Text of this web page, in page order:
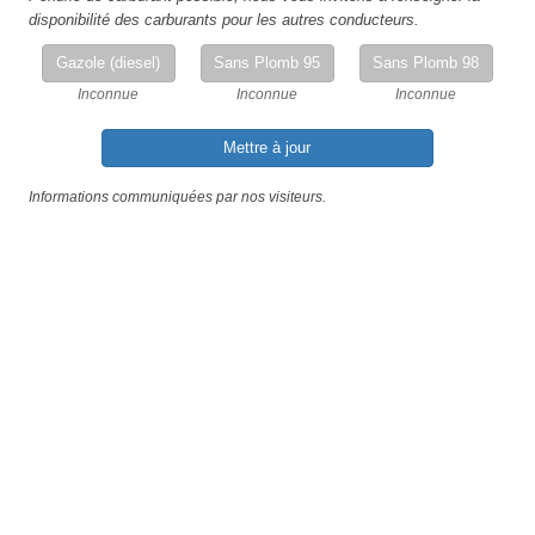
disponibilité des carburants pour les autres conducteurs.
Gazole (diesel)
Inconnue
Sans Plomb 95
Inconnue
Sans Plomb 98
Inconnue
Mettre à jour
Informations communiquées par nos visiteurs.